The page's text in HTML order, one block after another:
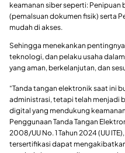
keamanan siber seperti: Penipuan
(pemalsuan dokumen fisik) serta
mudah di akses.
Sehingga menekankan
teknologi, dan pelaku usaha
yang aman, berkelanjutan, dan
“Tanda tangan elektronik saat ini
administrasi, tetapi telah menjadi
digital yang mendukung
Penggunaan Tanda Tangan
2008/UU No. 1 Tahun 2024 (UU
tersertifikasi dapat